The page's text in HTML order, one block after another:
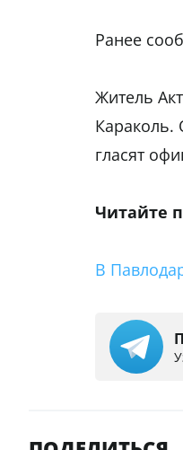
Ранее
Житель
Караколь.
гласят
Читайте
В